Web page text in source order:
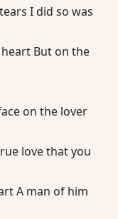
I did so was
But on the
on the lover
love that you
A man of him